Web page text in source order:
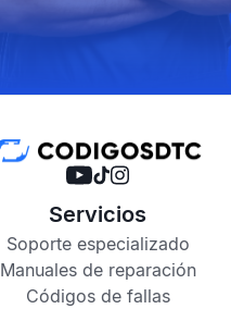
Servicios
Soporte especializado
Manuales de reparación
Códigos de fallas